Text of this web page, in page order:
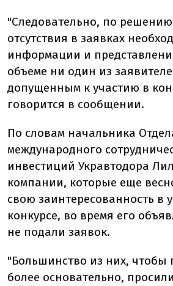
"Следовательно, по
отсутствия в заявках
информации и
объеме ни один из
допущенным к участию в
говорится в сообщении.
По словам начальника
международного
инвестиций Укравтодора
компании, которые еще
свою заинтересованность в
конкурсе, во время его
не подали заявок.
"Большинство из них, чтобы
более основательно,